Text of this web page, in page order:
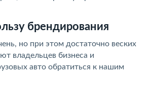
брендирования
но при этом достаточно веских
владельцев бизнеса и
авто обратиться к нашим